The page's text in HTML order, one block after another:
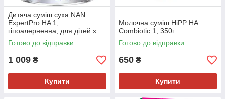
Дитяча суміш суха NAN
ExpertPro HA 1,
гіпоалерненна, для дітей з
народження, 800 г
Готово до відправки
1 009 ₴
Купити
Молочна суміш HiPP НА
Combiotic 1, 350г
Готово до відправки
650 ₴
Купити